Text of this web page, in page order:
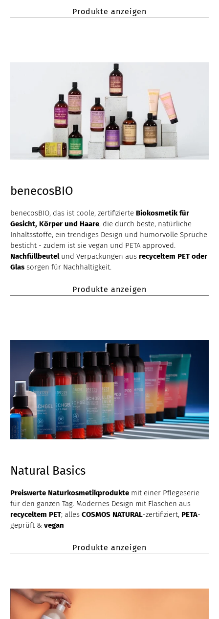
Produkte anzeigen
benecosBIO
benecosBIO, das ist coole, zertifizierte Biokosmetik für
Gesicht, Körper und Haare, die durch beste, natürliche
Inhaltsstoffe, ein trendiges Design und humorvolle Sprüche
besticht - zudem ist sie vegan und PETA approved.
Nachfüllbeutelund Verpackungen aus recyceltem PET oder
Glas sorgen für Nachhaltigkeit.
Produkte anzeigen
Natural Basics
Preiswerte Naturkosmetikprodukte mit einer Pflegeserie
für den ganzen Tag. Modernes Design mit Flaschen aus
recyceltem PET; allesCOSMOS NATURAL-zertifiziert, PETA-
geprüft &vegan
Produkte anzeigen